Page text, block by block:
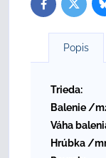
FacebookTwitter
Popis
Trieda:
Balenie /
Váha
Hrúbka /